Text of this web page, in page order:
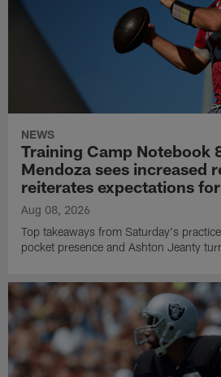
NEWS
Training Camp Notebook
Mendoza sees increased
reiterates expectations
Aug 08, 2026
Top takeaways from Saturday's
pocket presence and Ashton Jeanty